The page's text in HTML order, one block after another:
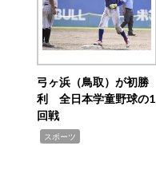
弓ヶ浜（鳥取）が初勝
利 全日本学童野球の1
回戦
スポーツ